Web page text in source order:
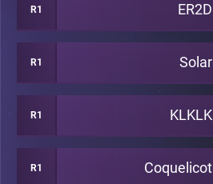
R1 ER2D
R1 Solar
R1 KLKLK
R1 Coquelicot